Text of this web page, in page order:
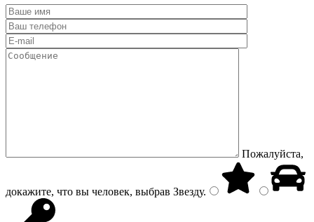
Пожалуйста,
докажите, что вы человек, выбрав Звезду.